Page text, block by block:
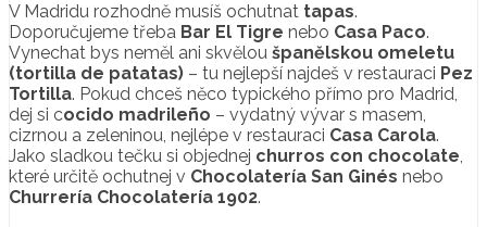
V Madridu rozhodně musíš ochutnat tapas.
Doporučujeme třeba Bar El Tigre nebo Casa Paco.
Vynechat bys neměl ani skvělou španělskou omeletu
(tortilla de patatas) – tu nejlepší najdeš v restauraci Pez
Tortilla. Pokud chceš něco typického přímo pro Madrid,
dej si cocido madrileño – vydatný vývar s masem,
cizrnou a zeleninou, nejlépe v restauraci Casa Carola.
Jako sladkou tečku si objednej churros con chocolate,
které určitě ochutnej v Chocolatería San Ginés nebo
Churrería Chocolatería 1902.